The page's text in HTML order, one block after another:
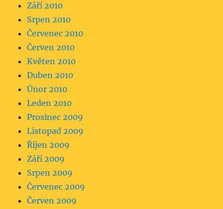
Září 2010
Srpen 2010
Červenec 2010
Červen 2010
Květen 2010
Duben 2010
Únor 2010
Leden 2010
Prosinec 2009
Listopad 2009
Říjen 2009
Září 2009
Srpen 2009
Červenec 2009
Červen 2009